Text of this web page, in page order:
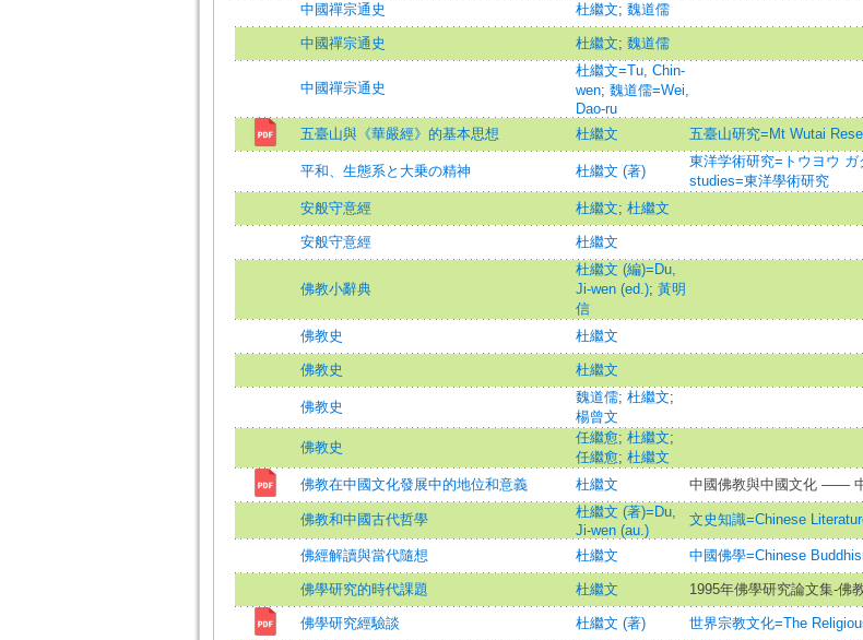
中國禪宗通史 杜繼文; 魏道儒
中國禪宗通史 杜繼文; 魏道儒
中國禪宗通史
杜繼文=Tu, Chin-
wen; 魏道儒=Wei,
Dao-ru
五臺山與《華嚴經》的基本思想 杜繼文 五臺山研究=Mt Wutai
平和、生態系と大乗の精神 杜繼文 (著)
東洋学術研究=トウヨウ
studies=東洋學術研究
安般守意經 杜繼文; 杜繼文
安般守意經 杜繼文
佛教小辭典
杜繼文 (編)=Du,
Ji-wen (ed.); 黃明
信
佛教史 杜繼文
佛教史 杜繼文
佛教史
魏道儒; 杜繼文;
楊曾文
佛教史
任繼愈; 杜繼文;
任繼愈; 杜繼文
佛教在中國文化發展中的地位和意義 杜繼文 中國佛教與中國文化 ——
佛教和中國古代哲學
杜繼文 (著)=Du,
Ji-wen (au.)
文史知識=Chinese
佛經解讀與當代隨想 杜繼文 中國佛學=Chinese
佛學研究的時代課題 杜繼文 1995年佛學研究論文集-佛
佛學研究經驗談 杜繼文 (著) 世界宗教文化=The